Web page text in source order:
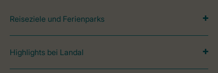
Reiseziele und Ferienparks
Highlights bei Landal